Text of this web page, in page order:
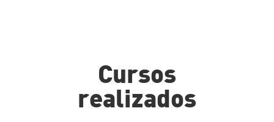
Cursos
realizados